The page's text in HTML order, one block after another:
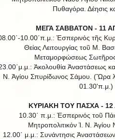
Πυθαγόρα. Δέησις
ΜΕΓΑ ΣΑΒΒΑΤΟΝ - 11
10.00΄π.μ.: Ἑσπερινός τῆς
Θείας Λειτουργίας τοῦ Μ.
Μεταμορφώσεως
Ἀκολουθία Ἀναστάσεως καί
Ν. Ἁγίου Σπυρίδωνος Σάμου. (Ὣρα
01.30'π.μ.)
ΚΥΡΙΑΚΗ ΤΟΥ ΠΑΣΧΑ - 12
10.30΄ π.μ.: Ἑσπερινός τοῦ
Μητροπολιτικόν Ἱ. Ν. Ἁγίου
12.00΄ μ.μ.: Συνάντησις